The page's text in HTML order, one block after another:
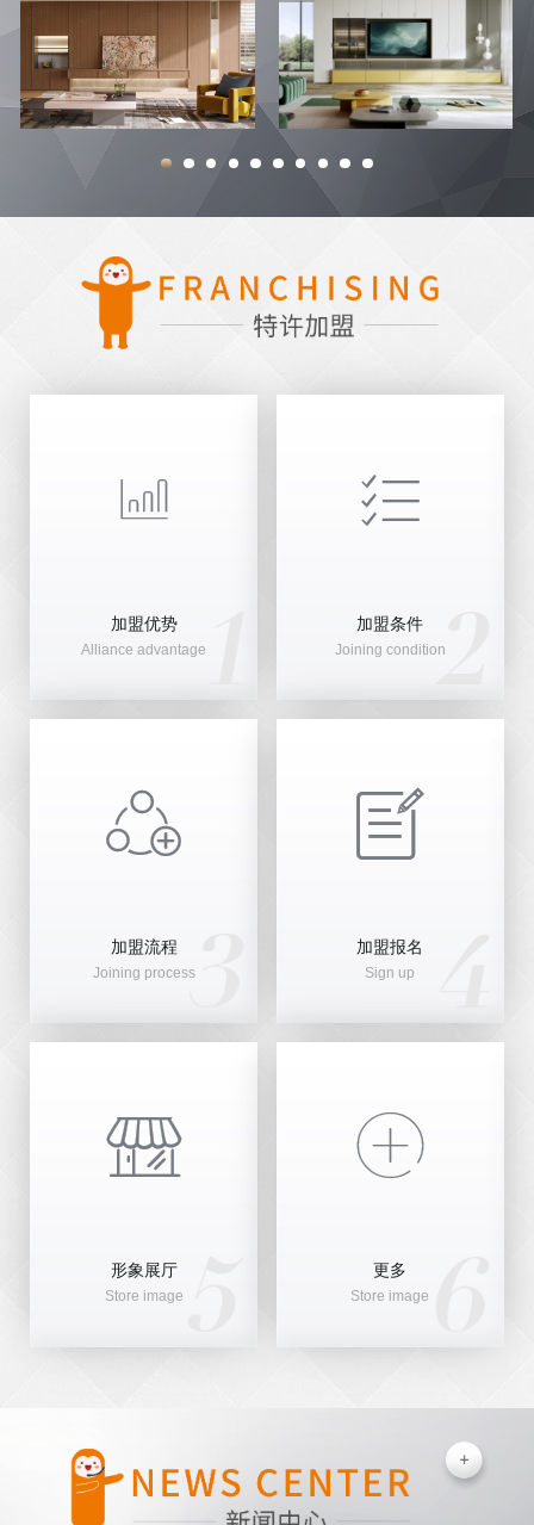

加盟优势
Alliance advantage

加盟条件
Joining condition

加盟流程
Joining process

加盟报名
Sign up

形象展厅
Store image

更多
Store image